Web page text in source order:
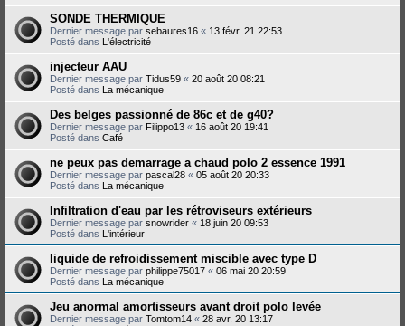
SONDE THERMIQUE
Dernier message par sebaures16 « 13 févr. 21 22:53
Posté dans L'électricité
injecteur AAU
Dernier message par Tidus59 « 20 août 20 08:21
Posté dans La mécanique
Des belges passionné de 86c et de g40?
Dernier message par Filippo13 « 16 août 20 19:41
Posté dans Café
ne peux pas demarrage a chaud polo 2 essence 1991
Dernier message par pascal28 « 05 août 20 20:33
Posté dans La mécanique
Infiltration d'eau par les rétroviseurs extérieurs
Dernier message par snowrider « 18 juin 20 09:53
Posté dans L'intérieur
liquide de refroidissement miscible avec type D
Dernier message par philippe75017 « 06 mai 20 20:59
Posté dans La mécanique
Jeu anormal amortisseurs avant droit polo levée
Dernier message par Tomtom14 « 28 avr. 20 13:17